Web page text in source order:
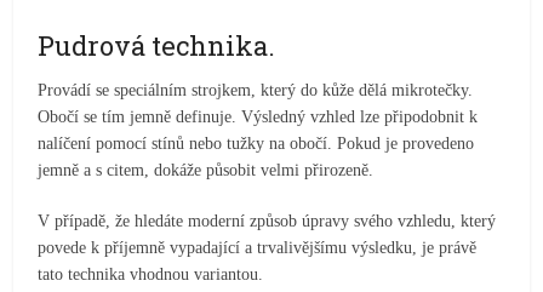
Pudrová technika.
Provádí se speciálním strojkem, který do kůže dělá mikrotečky.
Obočí se tím jemně definuje. Výsledný vzhled lze připodobnit k
nalíčení pomocí stínů nebo tužky na obočí. Pokud je provedeno
jemně a s citem, dokáže působit velmi přirozeně.
V případě, že hledáte moderní způsob úpravy svého vzhledu, který
povede k příjemně vypadající a trvalivějšímu výsledku, je právě
tato technika vhodnou variantou.